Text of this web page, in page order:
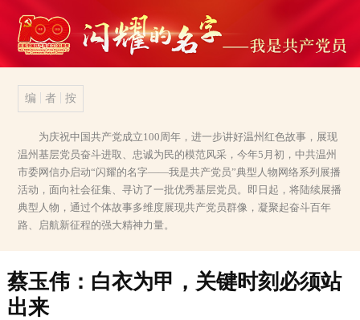
编 者 按
为庆祝中国共产党成立100周年，进一步讲好温州红色故事，展现
温州基层党员奋斗进取、忠诚为民的模范风采，今年5月初，中共温州
市委网信办启动“闪耀的名字——我是共产党员”典型人物网络系列展播
活动，面向社会征集、寻访了一批优秀基层党员。即日起，将陆续展播
典型人物，通过个体故事多维度展现共产党员群像，凝聚起奋斗百年
路、启航新征程的强大精神力量。
蔡玉伟：白衣为甲，关键时刻必须站
出来